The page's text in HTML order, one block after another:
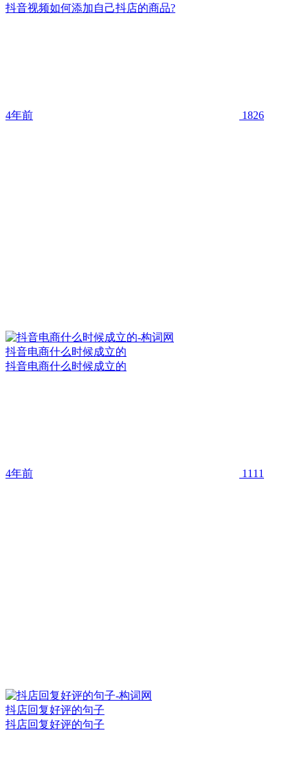
抖音视频如何添加自己抖店的商品?
4年前 1826
抖音电商什么时候成立的
抖音电商什么时候成立的
4年前 1111
抖店回复好评的句子
抖店回复好评的句子